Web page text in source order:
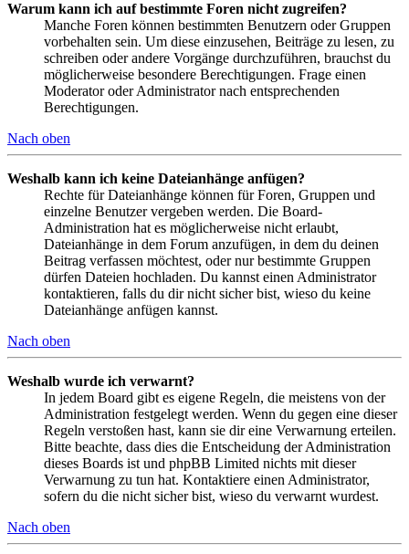
Warum kann ich auf bestimmte Foren nicht zugreifen?
Manche Foren können bestimmten Benutzern oder Gruppen
vorbehalten sein. Um diese einzusehen, Beiträge zu lesen, zu
schreiben oder andere Vorgänge durchzuführen, brauchst du
möglicherweise besondere Berechtigungen. Frage einen
Moderator oder Administrator nach entsprechenden
Berechtigungen.
Nach oben
Weshalb kann ich keine Dateianhänge anfügen?
Rechte für Dateianhänge können für Foren, Gruppen und
einzelne Benutzer vergeben werden. Die Board-
Administration hat es möglicherweise nicht erlaubt,
Dateianhänge in dem Forum anzufügen, in dem du deinen
Beitrag verfassen möchtest, oder nur bestimmte Gruppen
dürfen Dateien hochladen. Du kannst einen Administrator
kontaktieren, falls du dir nicht sicher bist, wieso du keine
Dateianhänge anfügen kannst.
Nach oben
Weshalb wurde ich verwarnt?
In jedem Board gibt es eigene Regeln, die meistens von der
Administration festgelegt werden. Wenn du gegen eine dieser
Regeln verstoßen hast, kann sie dir eine Verwarnung erteilen.
Bitte beachte, dass dies die Entscheidung der Administration
dieses Boards ist und phpBB Limited nichts mit dieser
Verwarnung zu tun hat. Kontaktiere einen Administrator,
sofern du die nicht sicher bist, wieso du verwarnt wurdest.
Nach oben